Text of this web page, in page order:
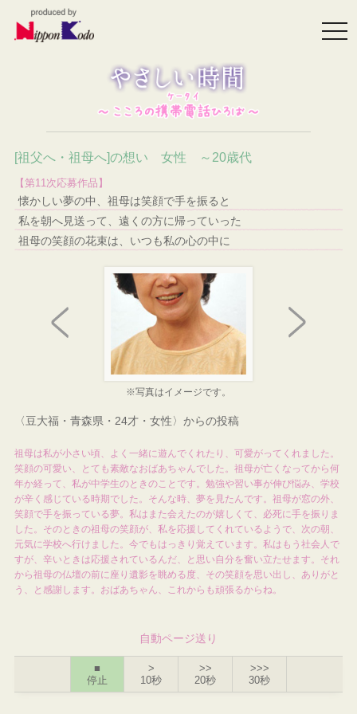
[祖父へ・祖母へ]の想い 女性 ～20歳代
【第11次応募作品】
懐かしい夢の中、祖母は笑顔で手を振ると
私を朝へ見送って、遠くの方に帰っていった
祖母の笑顔の花束は、いつも私の心の中に
※写真はイメージです。
〈豆大福・青森県・24才・女性〉からの投稿
祖母は私が小さい頃、よく一緒に遊んでくれたり、可愛がってくれました。
笑顔の可愛い、とても素敵なおばあちゃんでした。祖母が亡くなってから何
年か経って、私が中学生のときのことです。勉強や習い事が伸び悩み、学校
が辛く感じている時期でした。そんな時、夢を見たんです。祖母が窓の外、
笑顔で手を振っている夢。私はまた会えたのが嬉しくて、必死に手を振りま
した。そのときの祖母の笑顔が、私を応援してくれているようで、次の朝、
元気に学校へ行けました。今でもはっきり覚えています。私はもう社会人で
すが、辛いときは応援されているんだ、と思い自分を奮い立たせます。それ
から祖母の仏壇の前に座り遺影を眺める度、その笑顔を思い出し、ありがと
う、と感謝します。おばあちゃん、これからも頑張るからね。
自動ページ送り
■
停止
>
10秒
>>
20秒
>>>
30秒